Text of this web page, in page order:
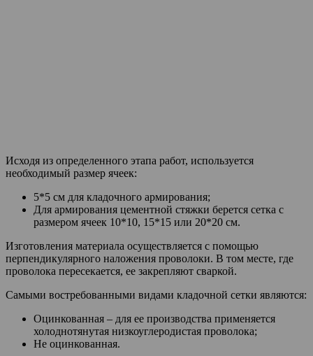
Исходя из определенного этапа работ, используется
необходимый размер ячеек:
5*5 см для кладочного армирования;
Для армирования цементной стяжки берется сетка с
размером ячеек 10*10, 15*15 или 20*20 см.
Изготовления материала осуществляется с помощью
перпендикулярного наложения проволоки. В том месте, где
проволока пересекается, ее закрепляют сваркой.
Самыми востребованными видами кладочной сетки являются:
Оцинкованная – для ее производства применяется
холоднотянутая низкоуглеродистая проволока;
Не оцинкованная.